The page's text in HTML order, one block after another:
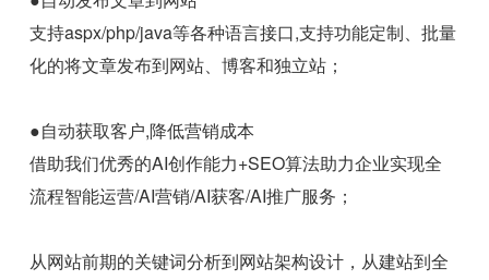
支持aspx/php/java等各种语言接口,支持功能定制、批量
化的将文章发布到网站、博客和独立站；
●自动获取客户,降低营销成本
借助我们优秀的AI创作能力+SEO算法助力企业实现全
流程智能运营/AI营销/AI获客/AI推广服务；
从网站前期的关键词分析到网站架构设计，从建站到全